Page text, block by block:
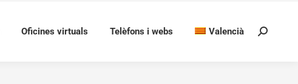
Oficines virtuals Telèfons i webs Valencià Search: